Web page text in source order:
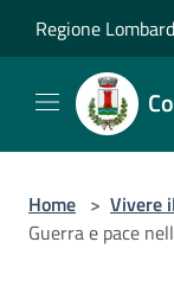
Regione
Home > Vivere
Guerra e pace